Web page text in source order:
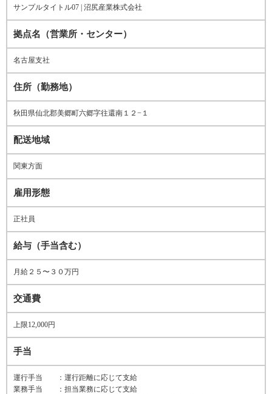
サンプルタイトル07 | 沼尻産業株式会社
拠点名（営業所・センター）
名古屋支社
住所（勤務地）
秋田県仙北郡美郷町六郷字往還南１２−１
配送地域
関東方面
雇用形態
正社員
給与（手当含む）
月給２５〜３０万円
交通費
上限12,000円
手当
運行手当 ：運行距離に応じて支給
業務手当 ：担当業務に応じて支給